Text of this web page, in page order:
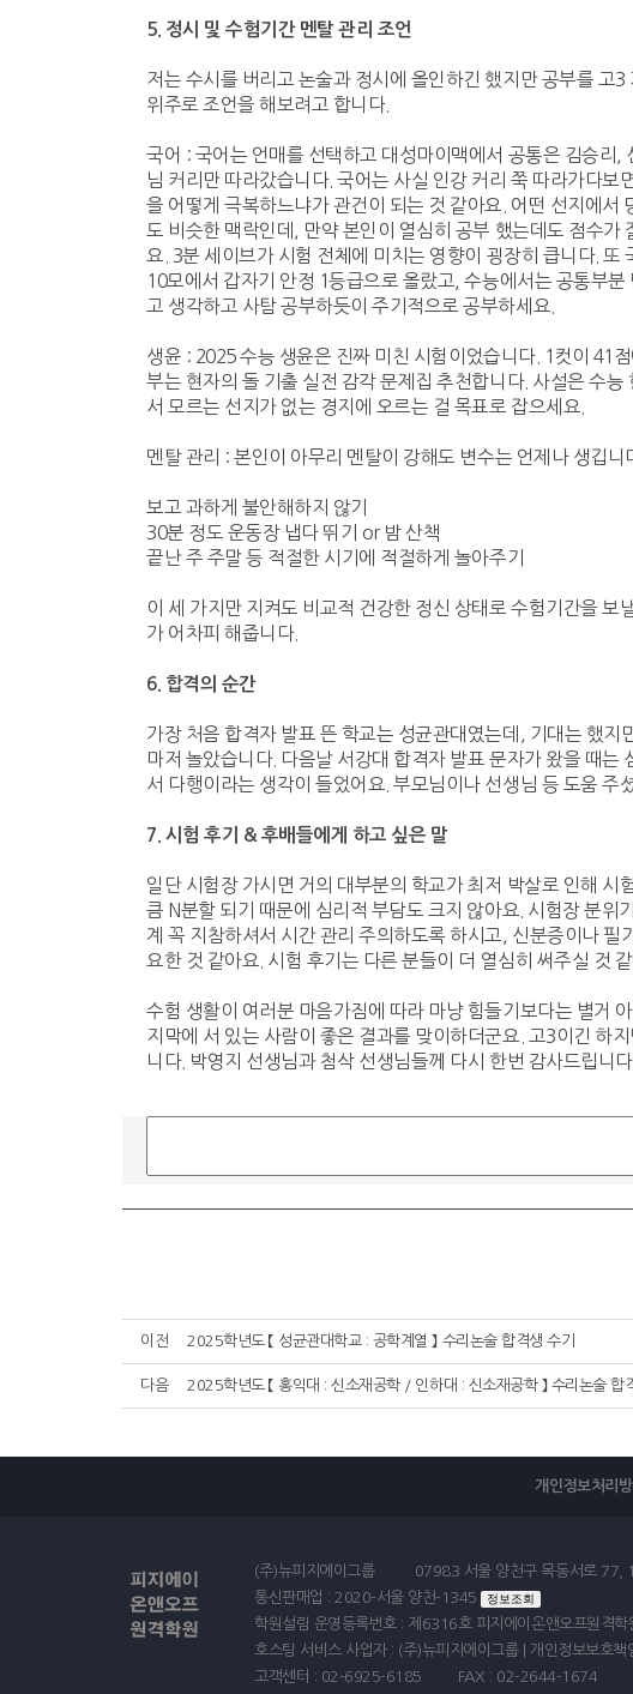
5. 정시 및 수험기간 멘탈 관리 조언
저는 수시를 버리고 논술과 정시에 올인하긴 했지만 공부를 고
위주로 조언을 해보려고 합니다.
국어 : 국어는 언매를 선택하고 대성마이맥에서 공통은 김승리
님 커리만 따라갔습니다. 국어는 사실 인강 커리 쭉 따라가다
을 어떻게 극복하느냐가 관건이 되는 것 같아요. 어떤 선지에서
도 비슷한 맥락인데, 만약 본인이 열심히 공부 했는데도 점수가
요. 3분 세이브가 시험 전체에 미치는 영향이 굉장히 큽니다.
10모에서 갑자기 안정 1등급으로 올랐고, 수능에서는 공통부
고 생각하고 사탐 공부하듯이 주기적으로 공부하세요.
생윤 : 2025 수능 생윤은 진짜 미친 시험이었습니다. 1컷이 41
부는 현자의 돌 기출 실전 감각 문제집 추천합니다. 사설은 수
서 모르는 선지가 없는 경지에 오르는 걸 목표로 잡으세요.
멘탈 관리 : 본인이 아무리 멘탈이 강해도 변수는 언제나 생깁니
보고 과하게 불안해하지 않기
30분 정도 운동장 냅다 뛰기 or 밤 산책
끝난 주 주말 등 적절한 시기에 적절하게 놀아주기
이 세 가지만 지켜도 비교적 건강한 정신 상태로 수험기간을
가 어차피 해줍니다.
6. 합격의 순간
가장 처음 합격자 발표 뜬 학교는 성균관대였는데, 기대는 했
마저 놀았습니다. 다음날 서강대 합격자 발표 문자가 왔을 때
서 다행이라는 생각이 들었어요. 부모님이나 선생님 등 도움 주
7. 시험 후기 & 후배들에게 하고 싶은 말
일단 시험장 가시면 거의 대부분의 학교가 최저 박살로 인해
큼 N분할 되기 때문에 심리적 부담도 크지 않아요. 시험장 분위
계 꼭 지참하셔서 시간 관리 주의하도록 하시고, 신분증이나
요한 것 같아요. 시험 후기는 다른 분들이 더 열심히 써주실 것
수험 생활이 여러분 마음가짐에 따라 마냥 힘들기보다는 별거
지막에 서 있는 사람이 좋은 결과를 맞이하더군요. 고3이긴 하
니다. 박영지 선생님과 첨삭 선생님들께 다시 한번 감사드립니다.
이전 2025학년도 【 성균관대학교 : 공학계열 】 수리논술 합격생 수기
다음 2025학년도 【 홍익대 : 신소재공학 / 인하대 : 신소재공학 】 수리논술 합
개인정보처리
(주)뉴피지에이그룹 07983 서울 양천구 목동서로 77,
통신판매업 : 2020-서울 양천-1345 정보조회
학원설림 운영등록번호 : 제6316호 피지에이온앤오프원격학
호스팅 서비스 사업자 : (주)뉴피지에이그룹 | 개인정보보호책
고객센터 : 02-6925-6185
FAX : 02-2644-1674